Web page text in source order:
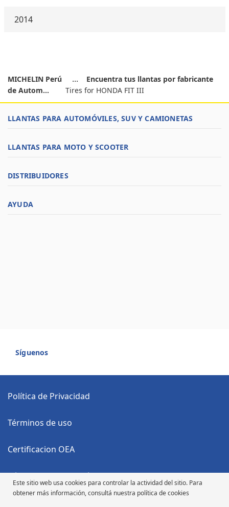
Este sitio web usa cookies para controlar la actividad del sitio. Para
obtener más información, consultá nuestra política de cookies
2014
MICHELIN Perú
Encuentra tus llantas por fabricante
de Autom...
Tires for HONDA FIT III
LLANTAS PARA AUTOMÓVILES, SUV Y CAMIONETAS
LLANTAS PARA MOTO Y SCOOTER
DISTRIBUIDORES
AYUDA
Síguenos
Política de Privacidad
Términos de uso
Certificacion OEA
Código Anticorrupción